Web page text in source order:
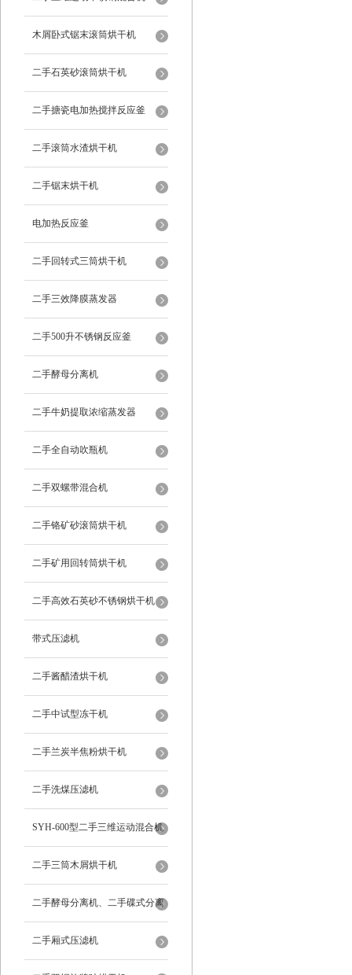
木屑卧式锯末滚筒烘干机
二手石英砂滚筒烘干机
二手搪瓷电加热搅拌反应釜
二手滚筒水渣烘干机
二手锯末烘干机
电加热反应釜
二手回转式三筒烘干机
二手三效降膜蒸发器
二手500升不锈钢反应釜
二手酵母分离机
二手牛奶提取浓缩蒸发器
二手全自动吹瓶机
二手双螺带混合机
二手铬矿砂滚筒烘干机
二手矿用回转筒烘干机
二手高效石英砂不锈钢烘干机
带式压滤机
二手酱醋渣烘干机
二手中试型冻干机
二手兰炭半焦粉烘干机
二手洗煤压滤机
SYH-600型二手三维运动混合机
二手三筒木屑烘干机
二手酵母分离机、二手碟式分离
机
二手厢式压滤机